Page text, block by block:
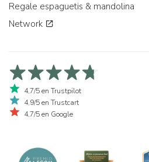
Regale espaguetis & mandolina
Network
4,7/5 en Trustpilot
4,9/5 en Trustcart
4,7/5 en Google